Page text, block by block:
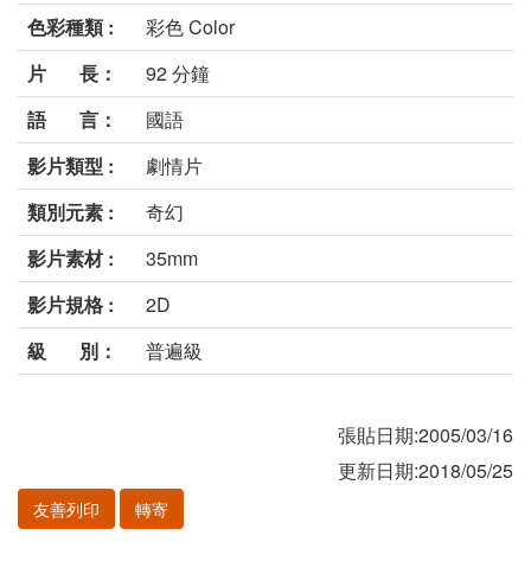
色彩種類 :
彩色 Color
片 長：
92 分鐘
語 言：
國語
影片類型 :
劇情片
類別元素 :
奇幻
影片素材 :
35mm
影片規格 :
2D
級 別：
普遍級
張貼日期:2005/03/16
更新日期:2018/05/25
友善列印 轉寄